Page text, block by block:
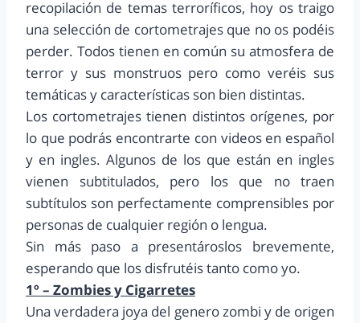
recopilación de temas terroríficos, hoy os traigo
una selección de cortometrajes que no os podéis
perder. Todos tienen en común su atmosfera de
terror y sus monstruos pero como veréis sus
temáticas y características son bien distintas.
Los cortometrajes tienen distintos orígenes, por
lo que podrás encontrarte con videos en español
y en ingles. Algunos de los que están en ingles
vienen subtitulados, pero los que no traen
subtítulos son perfectamente comprensibles por
personas de cualquier región o lengua.
Sin más paso a presentároslos brevemente,
esperando que los disfrutéis tanto como yo.
1º – Zombies y Cigarretes
Una verdadera joya del genero zombi y de origen